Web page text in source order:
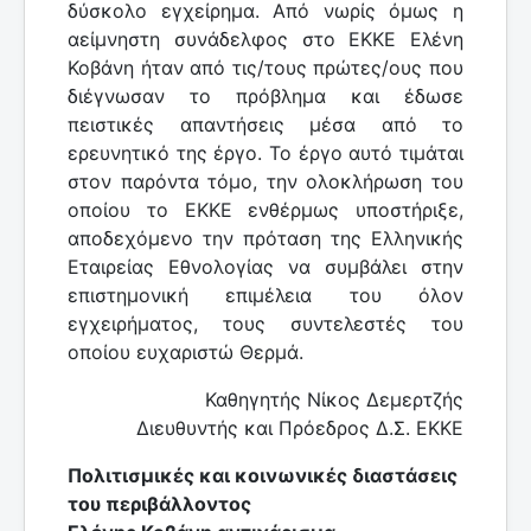
δύσκολο εγχείρημα. Από νωρίς όμως η
αείμνηστη συνάδελφος στο ΕΚΚΕ Ελένη
Κοβάνη ήταν από τις/τους πρώτες/ους που
διέγνωσαν το πρόβλημα και έδωσε
πειστικές απαντήσεις μέσα από το
ερευνητικό της έργο. Το έργο αυτό τιμάται
στον παρόντα τόμο, την ολοκλήρωση του
οποίου το ΕΚΚΕ ενθέρμως υποστήριξε,
αποδεχόμενο την πρόταση της Ελληνικής
Εταιρείας Εθνολογίας να συμβάλει στην
επιστημονική επιμέλεια του όλον
εγχειρήματος, τους συντελεστές του
οποίου ευχαριστώ Θερμά.
Καθηγητής Νίκος Δεμερτζής
Διευθυντής και Πρόεδρος Δ.Σ. ΕΚΚΕ
Πολιτισμικές και κοινωνικές διαστάσεις
του περιβάλλοντος